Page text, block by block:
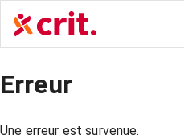
Erreur
Une erreur est survenue.